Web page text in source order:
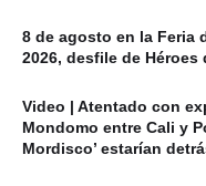
8 de agosto en la Feria
2026, desfile de
Video | Atentado con
Mondomo entre Cali y
Mordisco’ estarían